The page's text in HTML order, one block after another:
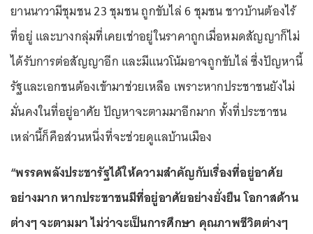
ยานนาวามีชุมชน 23 ชุมชน ถูกขับไล่ 6 ชุมชน ชาวบ้านต้องไร้
ที่อยู่ และบางกลุ่มที่เคยเช่าอยู่ในราคาถูกเมื่อหมดสัญญาก็ไม่
ได้รับการต่อสัญญาอีก และมีแนวโน้มอาจถูกขับไล่ ซึ่งปัญหานี้
รัฐและเอกชนต้องเข้ามาช่วยเหลือ เพราะหากประชาชนยังไม่
มั่นคงในที่อยู่อาศัย ปัญหาจะตามมาอีกมาก ทั้งที่ประชาชน
เหล่านี้ก็คือส่วนหนึ่งที่จะช่วยดูแลบ้านเมือง
“พรรคพลังประชารัฐได้ให้ความสำคัญกับเรื่องที่อยู่อาศัย
อย่างมาก หากประชาชนมีที่อยู่อาศัยอย่างยั่งยืน โอกาสด้าน
ต่างๆ จะตามมา ไม่ว่าจะเป็นการศึกษา คุณภาพชีวิตต่างๆ